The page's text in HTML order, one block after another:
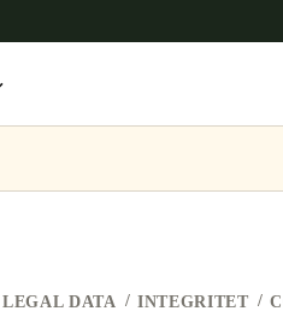
LEGAL DATA INTEGRITET